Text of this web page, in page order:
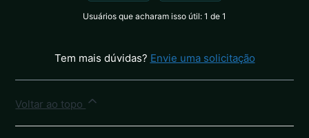
Usuários que acharam isso útil: 1 de 1
Tem mais dúvidas? Envie uma solicitação
Voltar ao topo